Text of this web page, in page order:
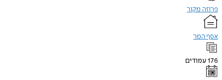
פרוזה מקור
אסף המר
176עמודים